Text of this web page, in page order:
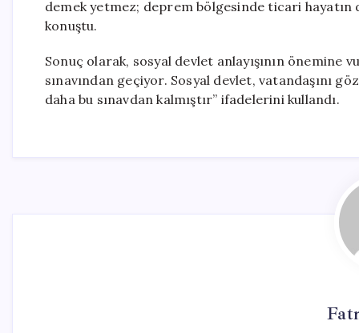
demek yetmez; deprem bölgesinde ticari hayatın
konuştu.
Sonuç olarak, sosyal devlet anlayışının önemine
sınavından geçiyor. Sosyal devlet, vatandaşını
daha bu sınavdan kalmıştır” ifadelerini kullandı.